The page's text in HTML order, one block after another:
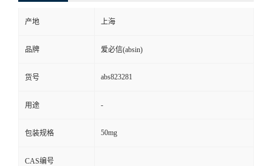
产地 上海
品牌 爱必信(absin)
货号 abs823281
用途 -
包装规格 50mg
CAS编号